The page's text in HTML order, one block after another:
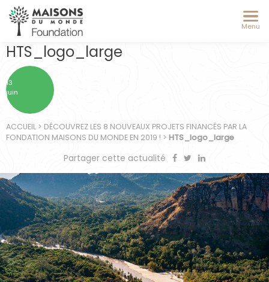
Menu
HTS_logo_large
13
juin
ACCUEIL > DÉCOUVREZ LES 8 NOUVEAUX PROJETS FINANCÉS PAR LA
FONDATION MAISONS DU MONDE EN 2019 ! > HTS_logo_large
Partager cette actualité